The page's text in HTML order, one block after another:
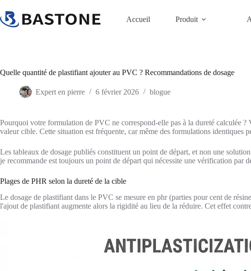
au
contenu
Accueil Produit
Quelle quantité de plastifiant ajouter au PVC ? Recommandations de dosage
Expert en pierre 6 février 2026 blogue
Pourquoi votre formulation de PVC ne correspond-elle pas à la dureté calculée
valeur cible. Cette situation est fréquente, car même des formulations identiques
Les tableaux de dosage publiés constituent un point de départ, et non une
je recommande est toujours un point de départ qui nécessite une vérification par
Plages de PHR selon la dureté de la cible
Le dosage de plastifiant dans le PVC se mesure en phr (parties pour cent de
l'ajout de plastifiant augmente alors la rigidité au lieu de la réduire. Cet effet